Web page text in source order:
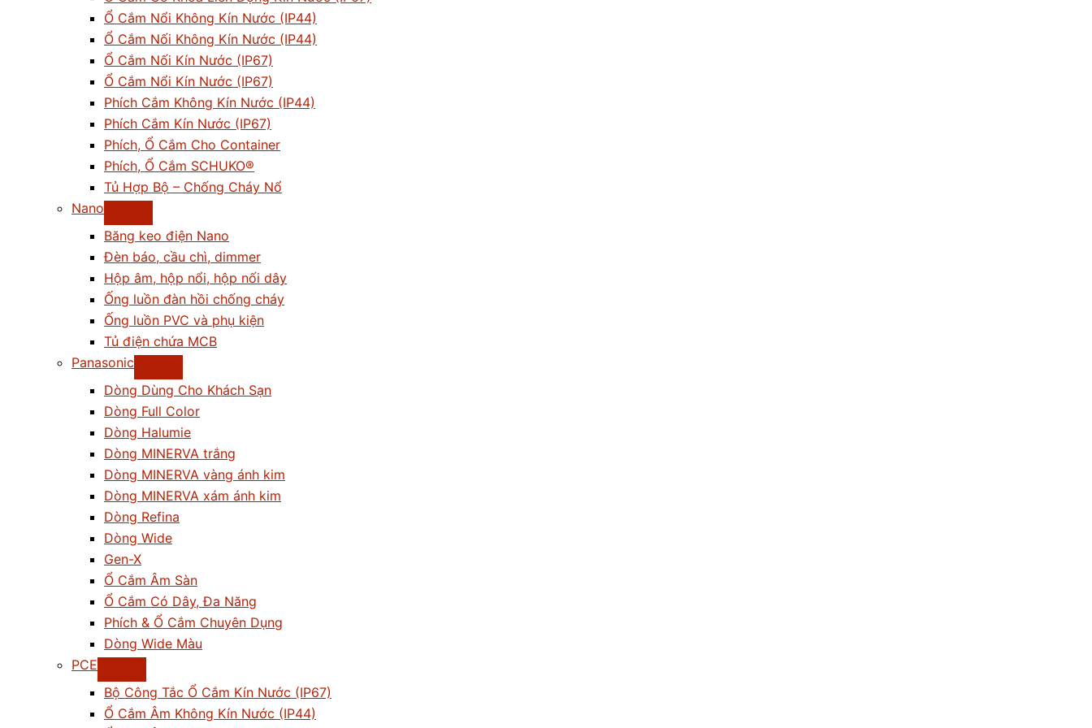
Ổ Cắm Nổi Không Kín Nước (IP44)
Ổ Cắm Nối Không Kín Nước (IP44)
Ổ Cắm Nối Kín Nước (IP67)
Ổ Cắm Nổi Kín Nước (IP67)
Phích Cắm Không Kín Nước (IP44)
Phích Cắm Kín Nước (IP67)
Phích, Ổ Cắm Cho Container
Phích, Ổ Cắm SCHUKO®
Tủ Hợp Bộ – Chống Cháy Nổ
Nano
Băng keo điện Nano
Đèn báo, cầu chì, dimmer
Hộp âm, hộp nổi, hộp nối dây
Ống luồn đàn hồi chống cháy
Ống luồn PVC và phụ kiện
Tủ điện chứa MCB
Panasonic
Dòng Dùng Cho Khách Sạn
Dòng Full Color
Dòng Halumie
Dòng MINERVA trắng
Dòng MINERVA vàng ánh kim
Dòng MINERVA xám ánh kim
Dòng Refina
Dòng Wide
Gen-X
Ổ Cắm Âm Sàn
Ổ Cắm Có Dây, Đa Năng
Phích & Ổ Cắm Chuyên Dụng
Dòng Wide Màu
PCE
Bộ Công Tắc Ổ Cắm Kín Nước (IP67)
Ổ Cắm Âm Không Kín Nước (IP44)